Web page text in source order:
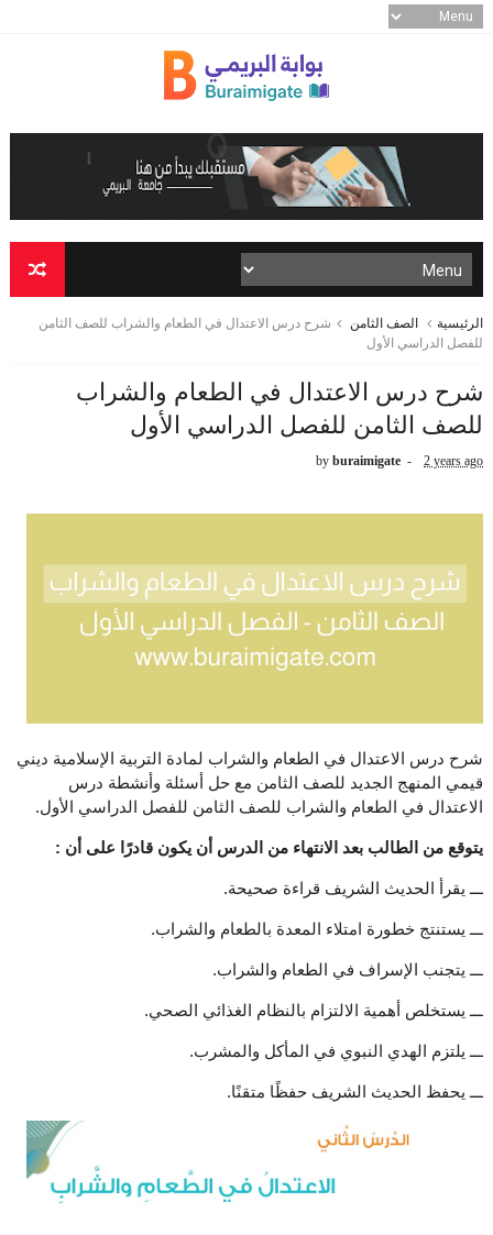
الرئيسية الصف الثامن
شرح درس الاعتدال في الطعام والشراب للصف الثامن
للفصل الدراسي الأول
شرح درس الاعتدال في الطعام والشراب
للصف الثامن للفصل الدراسي الأول
byburaimigate 2 years ago
شرح درس الاعتدال في الطعام والشراب لمادة التربية الإسلامية ديني
قيمي المنهج الجديد للصف الثامن مع حل أسئلة وأنشطة درس
الاعتدال في الطعام والشراب للصف الثامن للفصل الدراسي الأول.
يتوقع من الطالب بعد الانتهاء من الدرس أن يكون قادرًا على أن :
ـــ يقرأ الحديث الشريف قراءة صحيحة.
ـــ يستنتج خطورة امتلاء المعدة بالطعام والشراب.
ـــ يتجنب الإسراف في الطعام والشراب.
ـــ يستخلص أهمية الالتزام بالنظام الغذائي الصحي.
ـــ يلتزم الهدي النبوي في المأكل والمشرب.
ـــ يحفظ الحديث الشريف حفظًا متقنًا.